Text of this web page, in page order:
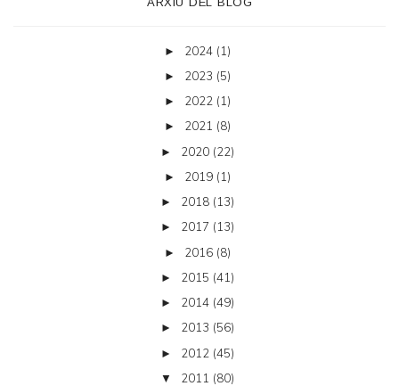
► 2024 (1)
► 2023 (5)
► 2022 (1)
► 2021 (8)
► 2020 (22)
► 2019 (1)
► 2018 (13)
► 2017 (13)
► 2016 (8)
► 2015 (41)
► 2014 (49)
► 2013 (56)
► 2012 (45)
▼ 2011 (80)